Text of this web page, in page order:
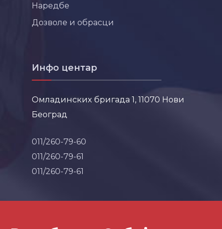
Наредбе
Дозволе и обрасци
Инфо центар
Омладинских бригада 1, 11070 Нови
Београд
011/260-79-60
011/260-79-61
011/260-79-61